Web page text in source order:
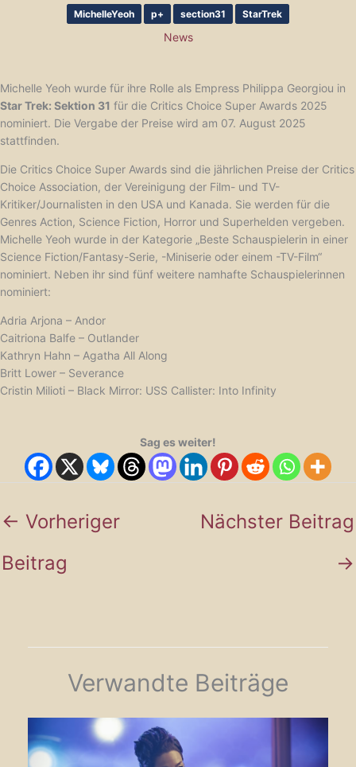
MichelleYeoh p+ section31 StarTrek
News
Michelle Yeoh wurde für ihre Rolle als Empress Philippa Georgiou in
Star Trek: Sektion 31 für die Critics Choice Super Awards 2025
nominiert. Die Vergabe der Preise wird am 07. August 2025
stattfinden.
Die Critics Choice Super Awards sind die jährlichen Preise der Critics
Choice Association, der Vereinigung der Film- und TV-
Kritiker/Journalisten in den USA und Kanada. Sie werden für die
Genres Action, Science Fiction, Horror und Superhelden vergeben.
Michelle Yeoh wurde in der Kategorie „Beste Schauspielerin in einer
Science Fiction/Fantasy-Serie, -Miniserie oder einem -TV-Film“
nominiert. Neben ihr sind fünf weitere namhafte Schauspielerinnen
nominiert:
Adria Arjona – Andor
Caitriona Balfe – Outlander
Kathryn Hahn – Agatha All Along
Britt Lower – Severance
Cristin Milioti – Black Mirror: USS Callister: Into Infinity
Sag es weiter!
← Vorheriger
Beitrag
Nächster Beitrag
→
Verwandte Beiträge